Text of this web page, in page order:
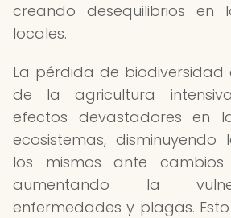
creando desequilibrios en
locales.
La pérdida de biodiversidad
de la agricultura
efectos devastadores en
ecosistemas, disminuyendo
los mismos ante
aumentando la
enfermedades y plagas.